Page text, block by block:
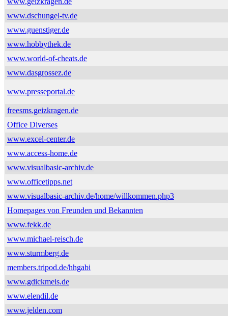
www.dschungel-tv.de
www.guenstiger.de
www.hobbythek.de
www.world-of-cheats.de
www.dasgrossez.de
www.presseportal.de
freesms.geizkragen.de
Office Diverses
www.excel-center.de
www.access-home.de
www.visualbasic-archiv.de
www.officetipps.net
www.visualbasic-archiv.de/home/willkommen.php3
Homepages von Freunden und Bekannten
www.fekk.de
www.michael-reisch.de
www.sturmberg.de
members.tripod.de/hhgabi
www.gdickmeis.de
www.elendil.de
www.jelden.com